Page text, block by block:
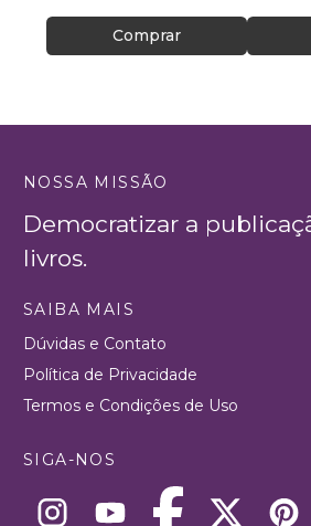
Comprar
NOSSA MISSÃO
Democratizar a
livros.
SAIBA MAIS
Dúvidas e Contato
Política de Privacidade
Termos e Condições de Uso
SIGA-NOS